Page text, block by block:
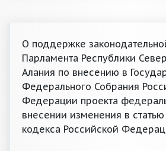
О поддержке
Парламента Республики
Алания по внесению в
Федерального Собрания
Федерации проекта
внесении изменения в
кодекса Российской